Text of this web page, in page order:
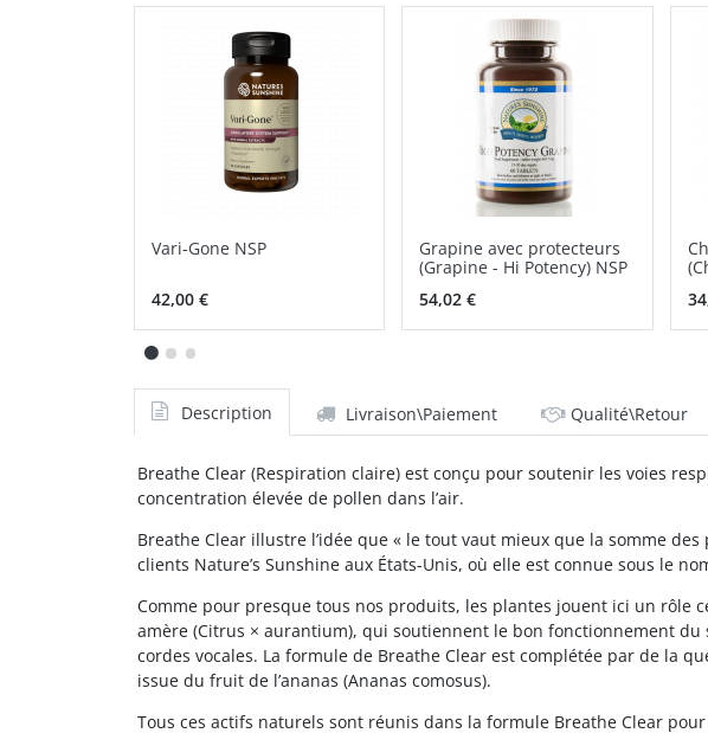
Vari-Gone NSP
42,00 €
Grapine avec protecteurs
(Grapine - Hi Potency) NSP
54,02 €
Description Livraison\Paiement Qualité\Retour
Breathe Clear (Respiration claire) est conçu pour soutenir les voies
concentration élevée de pollen dans l’air.
Breathe Clear illustre l’idée que « le tout vaut mieux que la somme
clients Nature’s Sunshine aux États-Unis, où elle est connue sous le
Comme pour presque tous nos produits, les plantes jouent ici un rôle
amère (Citrus × aurantium), qui soutiennent le bon fonctionnement du
cordes vocales. La formule de Breathe Clear est complétée par de la
issue du fruit de l’ananas (Ananas comosus).
Tous ces actifs naturels sont réunis dans la formule Breathe Clear